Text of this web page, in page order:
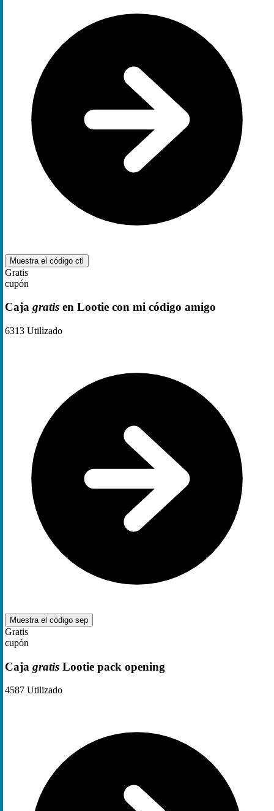
Muestra el código ctl
Gratis
cupón
Caja gratis en Lootie con mi código amigo
6313 Utilizado
Muestra el código sep
Gratis
cupón
Caja gratis Lootie pack opening
4587 Utilizado